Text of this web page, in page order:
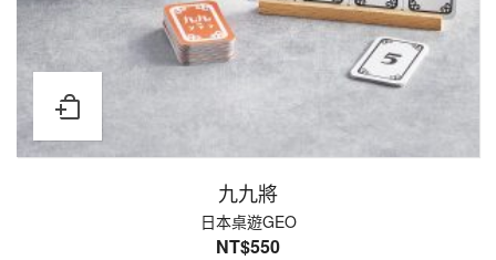
九九將
日本桌遊GEO
NT$550